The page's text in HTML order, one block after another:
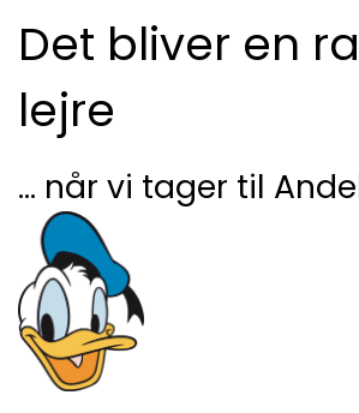
Det bliver en
lejre
… når vi tager til